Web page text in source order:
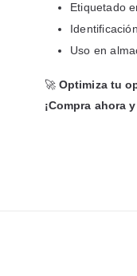
Etiquetado
Uso en
🚀Optimiza tu
¡Compra ahora